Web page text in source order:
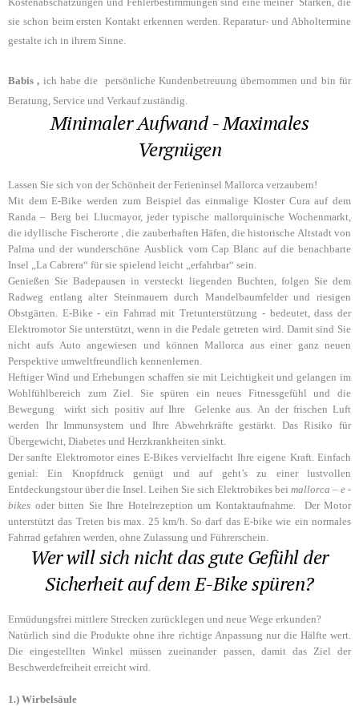
sie schon beim ersten Kontakt erkennen werden. Reparatur- und Abholtermine
gestalte ich in ihrem Sinne.
Babis , ich habe die persönliche Kundenbetreuung übernommen und bin für
Beratung, Service und Verkauf zuständig.
Minimaler Aufwand - Maximales
Vergnügen
Lassen Sie sich von der Schönheit der Ferieninsel Mallorca verzaubern!
Mit dem E-Bike werden zum Beispiel das einmalige Kloster Cura auf dem
Randa – Berg bei Llucmayor, jeder typische mallorquinische Wochenmarkt,
die idyllische Fischerorte , die zauberhaften Häfen, die historische Altstadt von
Palma und der wunderschöne Ausblick vom Cap Blanc auf die benachbarte
Insel „La Cabrera“ für sie spielend leicht „erfahrbar“ sein.
Genießen Sie Badepausen in versteckt liegenden Buchten, folgen Sie dem
Radweg entlang alter Steinmauern durch Mandelbaumfelder und riesigen
Obstgärten. E-Bike - ein Fahrrad mit Tretunterstützung - bedeutet, dass der
Elektromotor Sie unterstützt, wenn in die Pedale getreten wird. Damit sind Sie
nicht aufs Auto angewiesen und können Mallorca aus einer ganz neuen
Perspektive umweltfreundlich kennenlernen.
Heftiger Wind und Erhebungen schaffen sie mit Leichtigkeit und gelangen im
Wohlfühlbereich zum Ziel. Sie spüren ein neues Fitnessgefühl und die
Bewegung wirkt sich positiv auf Ihre Gelenke aus. An der frischen Luft
werden Ihr Immunsystem und Ihre Abwehrkräfte gestärkt. Das Risiko für
Übergewicht, Diabetes und Herzkrankheiten sinkt.
Der sanfte Elektromotor eines E-Bikes vervielfacht Ihre eigene Kraft. Einfach
genial: Ein Knopfdruck genügt und auf geht’s zu einer lustvollen
Entdeckungstour über die Insel. Leihen Sie sich Elektrobikes bei mallorca – e -
bikes oder bitten Sie Ihre Hotelrezeption um Kontaktaufnahme. Der Motor
unterstützt das Treten bis max. 25 km/h. So darf das E-bike wie ein normales
Fahrrad gefahren werden, ohne Zulassung und Führerschein.
Wer will sich nicht das gute Gefühl der
Sicherheit auf dem E-Bike spüren?
Ermüdungsfrei mittlere Strecken zurücklegen und neue Wege erkunden?
Natürlich sind die Produkte ohne ihre richtige Anpassung nur die Hälfte wert.
Die eingestellten Winkel müssen zueinander passen, damit das Ziel der
Beschwerdefreiheit erreicht wird.
1.) Wirbelsäule